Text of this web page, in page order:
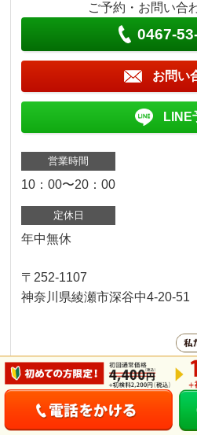
ご予約・お問い合
0467-
お問い
LINE
営業時間
10：00〜20：00
定休日
年中無休
〒252-1107
神奈川県綾瀬市深谷中4-20-51